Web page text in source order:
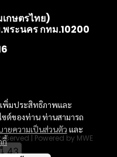
พิ่มประสิทธิภาพและ
ต์ของท่าน ท่านสามารถ
ายความเป็นส่วนตัว และ
กี้
กษตรไทย)
ระนคร กทม.10200
| Powered by MWE
43